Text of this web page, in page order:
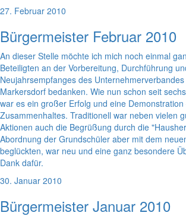
27. Februar 2010
Bürgermeister Februar 2010
An dieser Stelle möchte ich mich noch einmal
Beteiligten an der Vorbereitung, Durchführung
Neujahrsempfanges des
Markersdorf bedanken. Wie nun schon seit
war es ein großer Erfolg und eine Demonstration
Zusammenhaltes. Traditionell war neben vielen
Aktionen auch die Begrüßung durch die
Abordnung der Grundschüler aber mit dem
beglückten, war neu und eine ganz besondere
Dank dafür.
30. Januar 2010
Bürgermeister Januar 2010